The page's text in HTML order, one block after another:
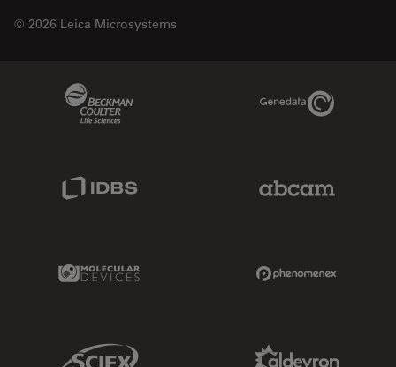
© 2026 Leica Microsystems
Genedata Link
Molecular Devices Link
Sciex Link